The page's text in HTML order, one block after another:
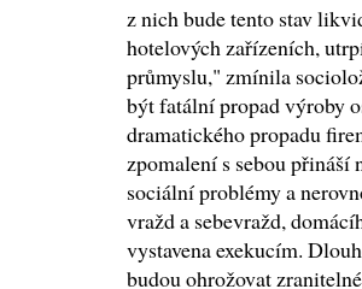
z nich bude tento stav
hotelových zařízeních,
průmyslu," zmínila
být fatální propad výroby
dramatického propadu
zpomalení s sebou
sociální problémy a
vražd a sebevražd,
vystavena exekucím.
budou ohrožovat